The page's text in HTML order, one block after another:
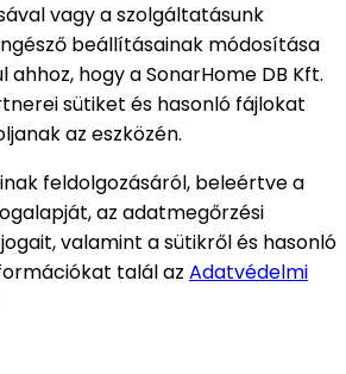
vagy a szolgáltatásunk
beállításainak módosítása
ahhoz, hogy a SonarHome DB Kft.
sütiket és hasonló fájlokat
az eszközén.
feldolgozásáról, beleértve a
az adatmegőrzési
valamint a sütikről és hasonló
talál az Adatvédelmi